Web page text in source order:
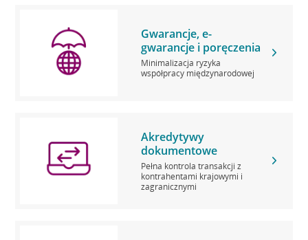
Gwarancje, e-
gwarancje i poręczenia
Minimalizacja ryzyka
współpracy międzynarodowej
Akredytywy
dokumentowe
Pełna kontrola transakcji z
kontrahentami krajowymi i
zagranicznymi